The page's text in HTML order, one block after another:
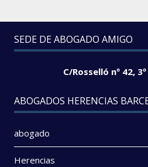
SEDE DE ABOGADO AMIGO
C/Rosselló nº 42, 3º
ABOGADOS HERENCIAS
abogado
Herencias